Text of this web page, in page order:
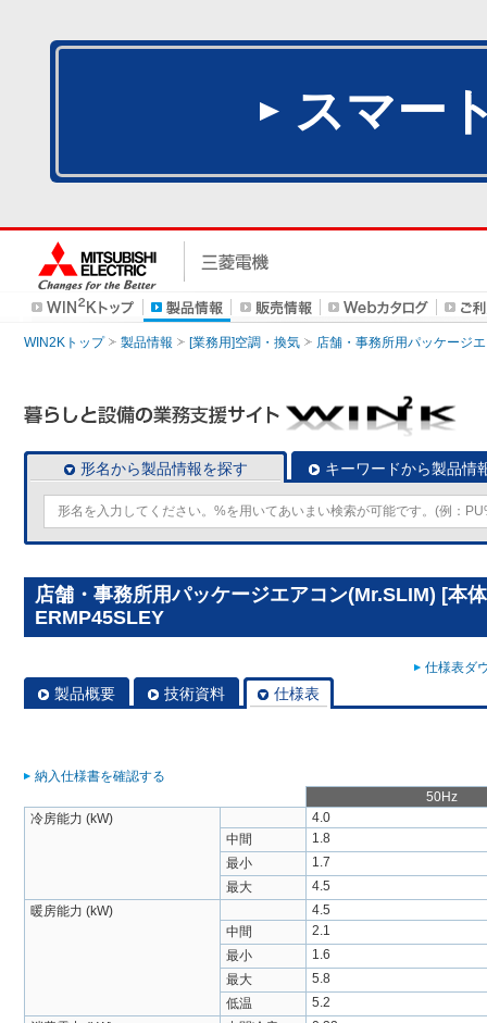
スマー
WIN2Kトップ 製品情報 [業務用]空調・換気 店舗・事務所用パッケージ
形名から製品情報を探す キーワードから製品情
店舗・事務所用パッケージエアコン(Mr.SLIM) [本
ERMP45SLEY
仕様表ダ
製品概要 技術資料 仕様表
納入仕様書を確認する
50Hz
冷房能力 (kW)
4.0
中間
1.8
最小
1.7
最大
4.5
暖房能力 (kW)
4.5
中間
2.1
最小
1.6
最大
5.8
低温
5.2